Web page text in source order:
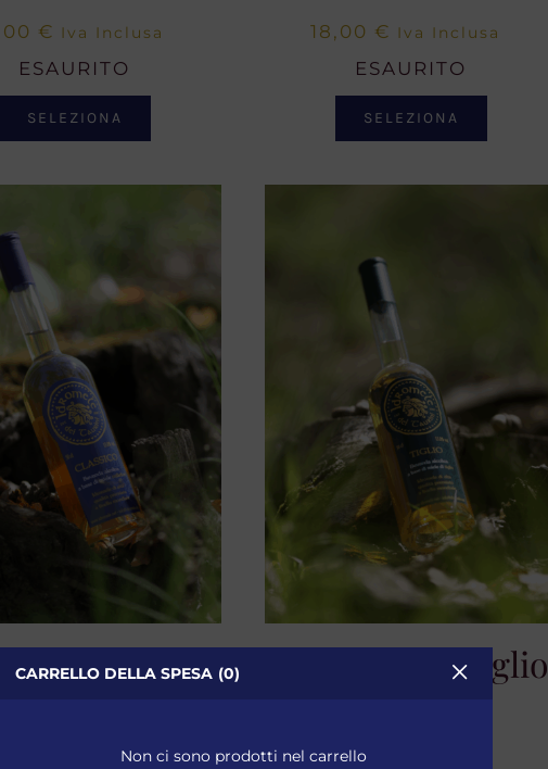
€ Iva Inclusa
ESAURITO
SELEZIONA
18,00 € Iva Inclusa
ESAURITO
SELEZIONA
Classico
Idromele Al Tiglio
CARRELLO DELLA SPESA 0
Non ci sono prodotti nel carrello